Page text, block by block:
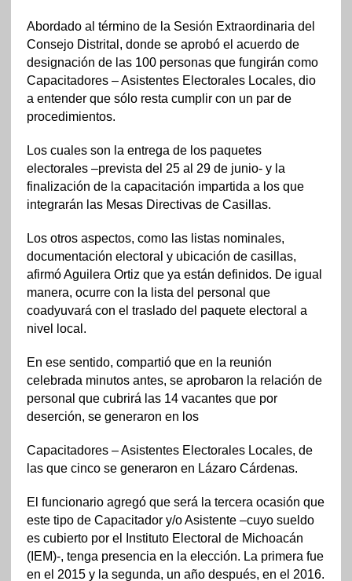
Abordado al término de la Sesión Extraordinaria del
Consejo Distrital, donde se aprobó el acuerdo de
designación de las 100 personas que fungirán como
Capacitadores – Asistentes Electorales Locales, dio
a entender que sólo resta cumplir con un par de
procedimientos.
Los cuales son la entrega de los paquetes
electorales –prevista del 25 al 29 de junio- y la
finalización de la capacitación impartida a los que
integrarán las Mesas Directivas de Casillas.
Los otros aspectos, como las listas nominales,
documentación electoral y ubicación de casillas,
afirmó Aguilera Ortiz que ya están definidos. De igual
manera, ocurre con la lista del personal que
coadyuvará con el traslado del paquete electoral a
nivel local.
En ese sentido, compartió que en la reunión
celebrada minutos antes, se aprobaron la relación de
personal que cubrirá las 14 vacantes que por
deserción, se generaron en los
Capacitadores – Asistentes Electorales Locales, de
las que cinco se generaron en Lázaro Cárdenas.
El funcionario agregó que será la tercera ocasión que
este tipo de Capacitador y/o Asistente –cuyo sueldo
es cubierto por el Instituto Electoral de Michoacán
(IEM)-, tenga presencia en la elección. La primera fue
en el 2015 y la segunda, un año después, en el 2016.